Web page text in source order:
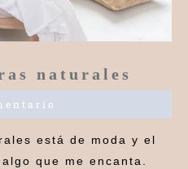
naturales
está de moda y el
que me encanta.